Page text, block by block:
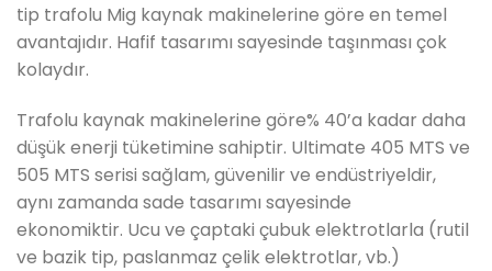
tip trafolu Mig kaynak makinelerine göre en temel
avantajıdır. Hafif tasarımı sayesinde taşınması çok
kolaydır.
Trafolu kaynak makinelerine göre% 40’a kadar daha
düşük enerji tüketimine sahiptir. Ultimate 405 MTS ve
505 MTS serisi sağlam, güvenilir ve endüstriyeldir,
aynı zamanda sade tasarımı sayesinde
ekonomiktir. Ucu ve çaptaki çubuk elektrotlarla (rutil
ve bazik tip, paslanmaz çelik elektrotlar, vb.)